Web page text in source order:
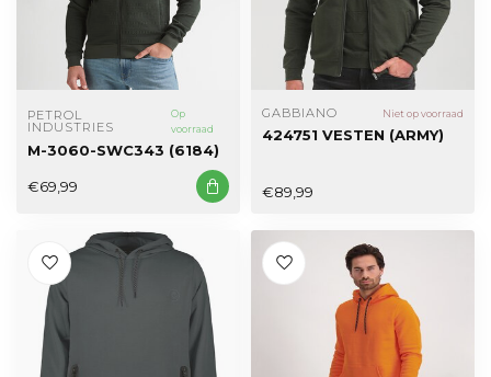
PETROL
INDUSTRIES
Op
voorraad
M-3060-SWC343 (6184)
€69,99
GABBIANO Niet op voorraad
424751 VESTEN (ARMY)
€89,99